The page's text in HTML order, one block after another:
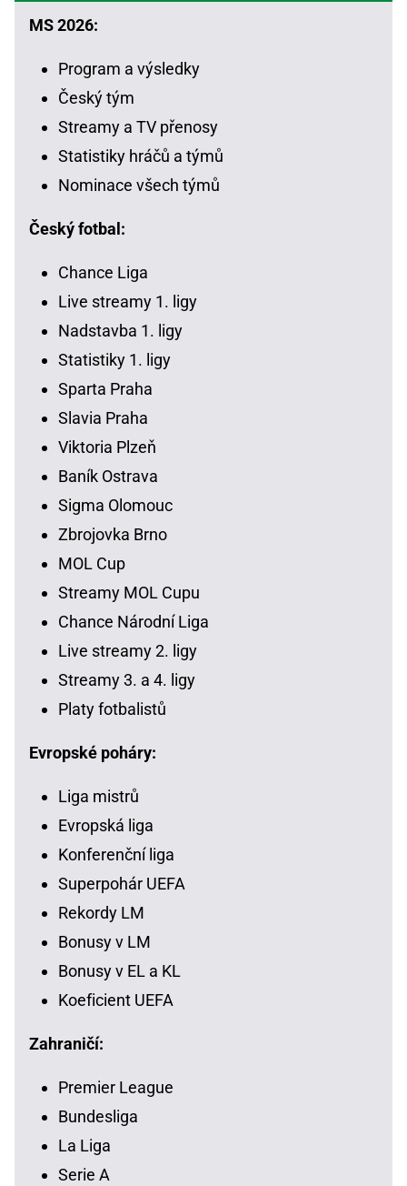
MS 2026:
Program a výsledky
Český tým
Streamy a TV přenosy
Statistiky hráčů a týmů
Nominace všech týmů
Český fotbal:
Chance Liga
Live streamy 1. ligy
Nadstavba 1. ligy
Statistiky 1. ligy
Sparta Praha
Slavia Praha
Viktoria Plzeň
Baník Ostrava
Sigma Olomouc
Zbrojovka Brno
MOL Cup
Streamy MOL Cupu
Chance Národní Liga
Live streamy 2. ligy
Streamy 3. a 4. ligy
Platy fotbalistů
Evropské poháry:
Liga mistrů
Evropská liga
Konferenční liga
Superpohár UEFA
Rekordy LM
Bonusy v LM
Bonusy v EL a KL
Koeficient UEFA
Zahraničí:
Premier League
Bundesliga
La Liga
Serie A